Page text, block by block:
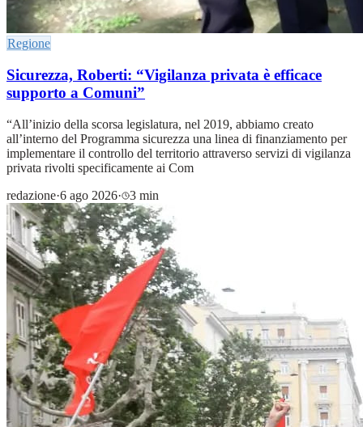
Regione
Sicurezza, Roberti: “Vigilanza privata è efficace
supporto a Comuni”
“All’inizio della scorsa legislatura, nel 2019, abbiamo creato
all’interno del Programma sicurezza una linea di finanziamento per
implementare il controllo del territorio attraverso servizi di vigilanza
privata rivolti specificamente ai Com
redazione·6 ago 2026· 3 min